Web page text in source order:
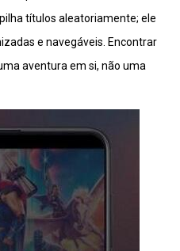
títulos aleatoriamente; ele
e navegáveis. Encontrar
aventura em si, não uma